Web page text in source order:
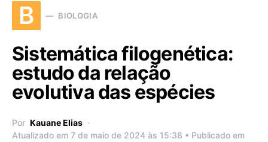
B BIOLOGIA
Sistemática filogenética:
estudo da relação
evolutiva das espécies
Por Kauane Elias
Atualizado em 7 de maio de 2024 às 15:38 • Publicado em